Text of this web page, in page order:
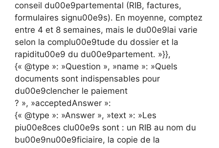
conseil du00e9partemental (RIB, factures,
formulaires signu00e9s). En moyenne, comptez
entre 4 et 8 semaines, mais le du00e9lai varie
selon la complu00e9tude du dossier et la
rapiditu00e9 du du00e9partement. »}},
{« @type »: »Question », »name »: »Quels
documents sont indispensables pour
du00e9clencher le paiement
? », »acceptedAnswer »:
{« @type »: »Answer », »text »: »Les
piu00e8ces clu00e9s sont : un RIB au nom du
bu00e9nu00e9ficiaire, la copie de la